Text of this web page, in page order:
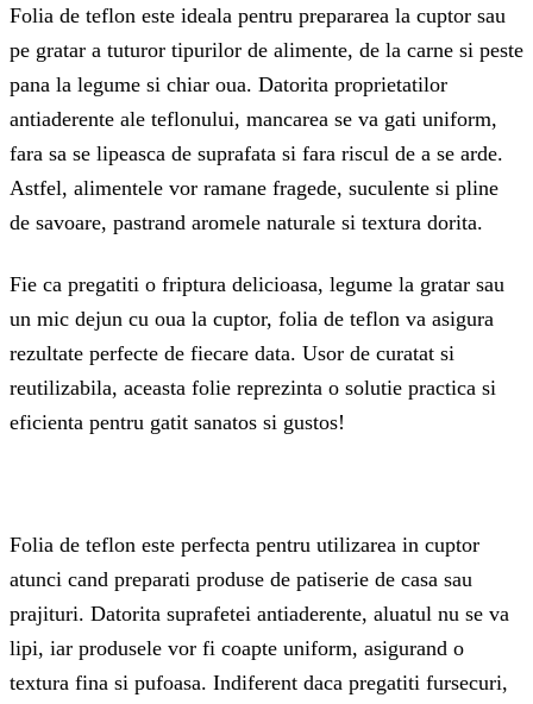
Folia de teflon este ideala pentru prepararea la cuptor sau
pe gratar a tuturor tipurilor de alimente, de la carne si peste
pana la legume si chiar oua. Datorita proprietatilor
antiaderente ale teflonului, mancarea se va gati uniform,
fara sa se lipeasca de suprafata si fara riscul de a se arde.
Astfel, alimentele vor ramane fragede, suculente si pline
de savoare, pastrand aromele naturale si textura dorita.
Fie ca pregatiti o friptura delicioasa, legume la gratar sau
un mic dejun cu oua la cuptor, folia de teflon va asigura
rezultate perfecte de fiecare data. Usor de curatat si
reutilizabila, aceasta folie reprezinta o solutie practica si
eficienta pentru gatit sanatos si gustos!
Folia de teflon este perfecta pentru utilizarea in cuptor
atunci cand preparati produse de patiserie de casa sau
prajituri. Datorita suprafetei antiaderente, aluatul nu se va
lipi, iar produsele vor fi coapte uniform, asigurand o
textura fina si pufoasa. Indiferent daca pregatiti fursecuri,